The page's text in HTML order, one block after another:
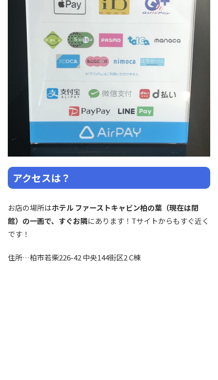
アクセスは？
お店の場所はホテル ファーストキャビン柏の葉（現在は閉
館）の一画で、すぐお隣にあります！Tサイトからもすぐ近く
です！
住所…柏市若柴226-42 中央144街区2 C棟